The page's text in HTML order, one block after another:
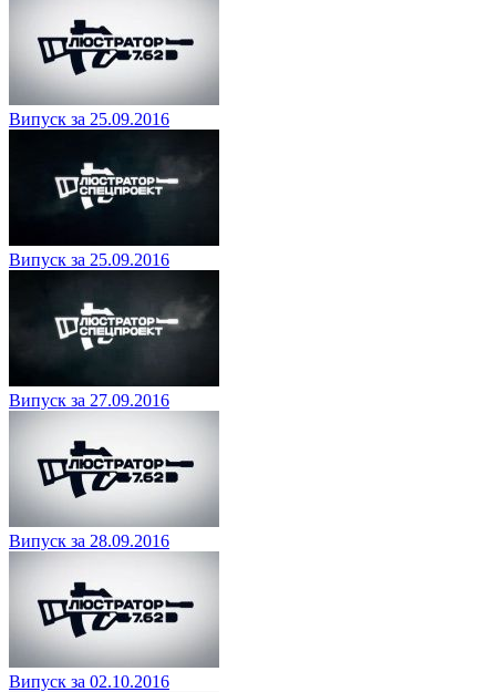
Випуск за 25.09.2016
Випуск за 25.09.2016
Випуск за 27.09.2016
Випуск за 28.09.2016
Випуск за 02.10.2016